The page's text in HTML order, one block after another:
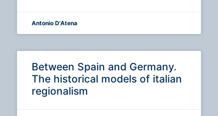
Antonio D'Atena
Between Spain and Germany.
The historical models of italian
regionalism